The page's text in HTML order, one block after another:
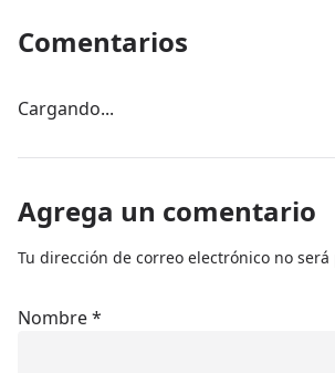
Comentarios
Cargando...
Agrega un comentario
Tu dirección de correo electrónico no
Nombre*